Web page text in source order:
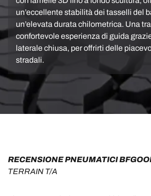
un’eccellente stabilità dei tasselli del
un’elevata durata chilometrica. Una
confortevole esperienza di guida
laterale chiusa, per offrirti delle
stradali.
RECENSIONE PNEUMATICI
TERRAIN T/A